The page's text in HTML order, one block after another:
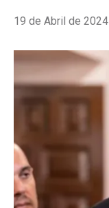
19 de Abril de 2024